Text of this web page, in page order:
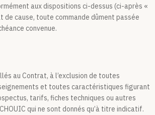
aux dispositions ci-dessus (ci-après «
cause, toute commande dûment passée
convenue.
au Contrat, à l’exclusion de toutes
et toutes caractéristiques figurant
tarifs, fiches techniques ou autres
qui ne sont donnés qu’à titre indicatif.